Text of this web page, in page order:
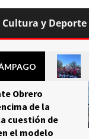
Cultura y Deporte
Obrero
de la
cuestión de
el modelo